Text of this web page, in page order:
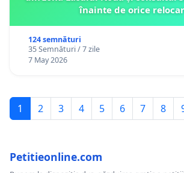
înainte de orice
124 semnături
35 Semnături / 7 zile
7 May 2026
1 2 3 4 5 6 7 8
Petitieonline.com